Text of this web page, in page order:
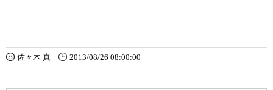
佐々木 真 2013/08/26 08:00:00